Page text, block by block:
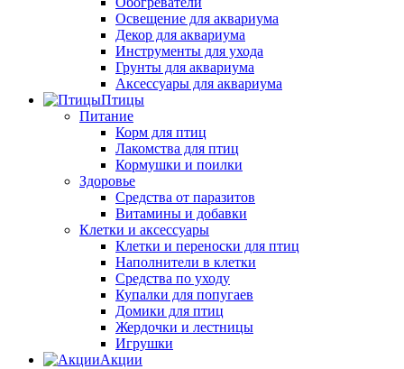
Освещение для аквариума
Декор для аквариума
Инструменты для ухода
Грунты для аквариума
Аксессуары для аквариума
Птицы
Питание
Корм для птиц
Лакомства для птиц
Кормушки и поилки
Здоровье
Средства от паразитов
Витамины и добавки
Клетки и аксессуары
Клетки и переноски для птиц
Наполнители в клетки
Средства по уходу
Купалки для попугаев
Домики для птиц
Жердочки и лестницы
Игрушки
Акции